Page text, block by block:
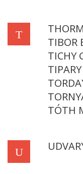
T
TIBOR
TICHY
TÓTH
U